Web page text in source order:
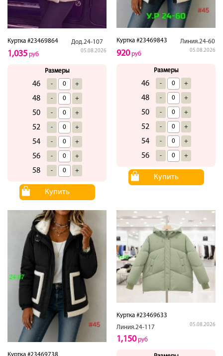
Куртка #23469864 Дод.24-107
05.08.2026
1,035 руб
Размеры
46 - +
48 - +
50 - +
52 - +
54 - +
56 - +
58 - +
Купить
Куртка #23469843 Линия.24-60
05.08.2026
920руб
Размеры
46 - +
48 - +
50 - +
52 - +
54 - +
56 - +
Купить
Куртка #23469633
Линия.24-117
05.08.2026
1,150руб